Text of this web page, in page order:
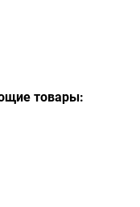
товары: